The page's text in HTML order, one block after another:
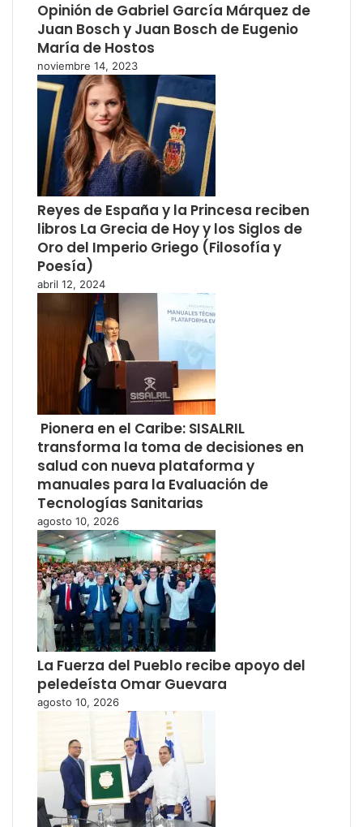
Opinión de Gabriel García Márquez de
Juan Bosch y Juan Bosch de Eugenio
María de Hostos
noviembre 14, 2023
Reyes de España y la Princesa reciben
libros La Grecia de Hoy y los Siglos de
Oro del Imperio Griego (Filosofía y
Poesía)
abril 12, 2024
Pionera en el Caribe: SISALRIL
transforma la toma de decisiones en
salud con nueva plataforma y
manuales para la Evaluación de
Tecnologías Sanitarias
agosto 10, 2026
La Fuerza del Pueblo recibe apoyo del
peledeísta Omar Guevara
agosto 10, 2026